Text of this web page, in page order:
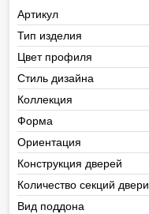
Артикул
Тип изделия
Цвет профиля
Стиль дизайна
Коллекция
Форма
Ориентация
Конструкция дверей
Количество секций двери
Вид поддона